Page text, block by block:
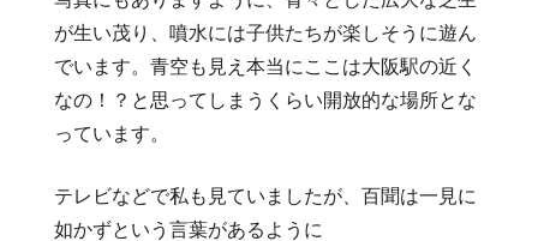
が生い茂り、噴水には子供たちが楽しそうに遊ん
でいます。青空も見え本当にここは大阪駅の近く
なの！？と思ってしまうくらい開放的な場所とな
っています。
テレビなどで私も見ていましたが、百聞は一見に
如かずという言葉があるように